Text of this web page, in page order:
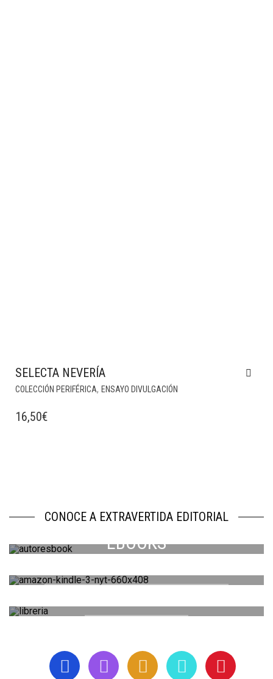
SELECTA NEVERÍA
COLECCIÓN PERIFÉRICA, ENSAYO DIVULGACIÓN
16,50€
CONOCE A EXTRAVERTIDA EDITORIAL
EBOOKS